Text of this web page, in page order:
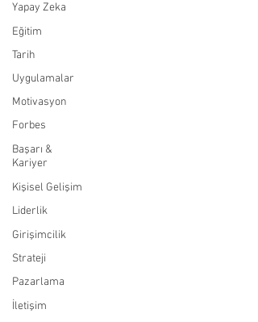
Yapay Zeka
Eğitim
Tarih
Uygulamalar
Motivasyon
Forbes
Başarı &
Kariyer
Kişisel Gelişim
Liderlik
Girişimcilik
Strateji
Pazarlama
İletişim